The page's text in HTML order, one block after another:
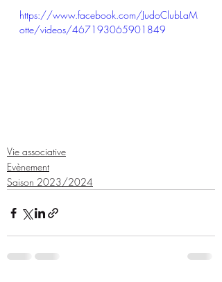
https://www.facebook.com/JudoClubLaM
otte/videos/467193065901849
Vie associative
Evènement
Saison 2023/2024